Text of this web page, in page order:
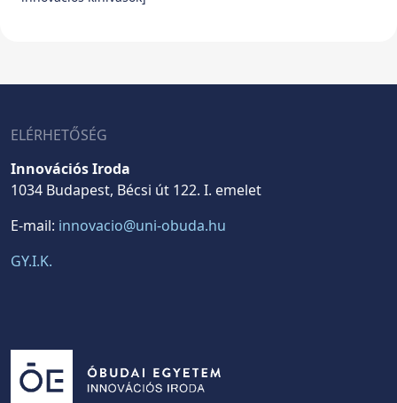
ELÉRHETŐSÉG
Innovációs Iroda
1034 Budapest, Bécsi út 122. I. emelet
E-mail: innovacio@uni-obuda.hu
GY.I.K.